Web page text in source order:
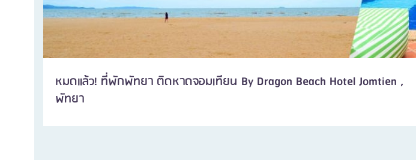
หมดแล้ว! ที่พักพัทยา ติดหาดจอมเทียน By Dragon Beach Hotel Jomtien ,
พัทยา